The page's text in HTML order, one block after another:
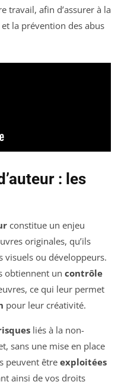
travail, afin d’assurer à la
la prévention des abus
: les
constitue un enjeu
originales, qu’ils
visuels ou développeurs.
obtiennent un contrôle
ce qui leur permet
pour leur créativité.
liés à la non-
sans une mise en place
peuvent être exploitées
ainsi de vos droits